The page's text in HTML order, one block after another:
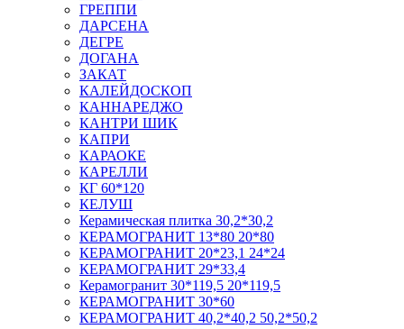
ГРЕППИ
ДАРСЕНА
ДЕГРЕ
ДОГАНА
ЗАКАТ
КАЛЕЙДОСКОП
КАННАРЕДЖО
КАНТРИ ШИК
КАПРИ
КАРАОКЕ
КАРЕЛЛИ
КГ 60*120
КЕЛУШ
Керамическая плитка 30,2*30,2
КЕРАМОГРАНИТ 13*80 20*80
КЕРАМОГРАНИТ 20*23,1 24*24
КЕРАМОГРАНИТ 29*33,4
Керамогранит 30*119,5 20*119,5
КЕРАМОГРАНИТ 30*60
КЕРАМОГРАНИТ 40,2*40,2 50,2*50,2